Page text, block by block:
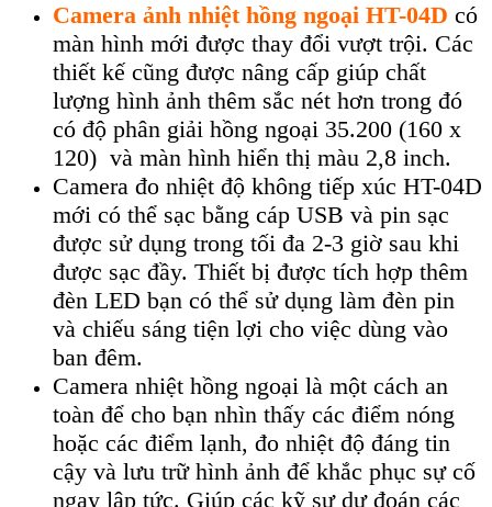
Camera ảnh nhiệt hồng ngoại HT-04D có
màn hình mới được thay đổi vượt trội. Các
thiết kế cũng được nâng cấp giúp chất
lượng hình ảnh thêm sắc nét hơn trong đó
có độ phân giải hồng ngoại 35.200 (160 x
120) và màn hình hiển thị màu 2,8 inch.
Camera đo nhiệt độ không tiếp xúc HT-04D
mới có thể sạc bằng cáp USB và pin sạc
được sử dụng trong tối đa 2-3 giờ sau khi
được sạc đầy. Thiết bị được tích hợp thêm
đèn LED bạn có thể sử dụng làm đèn pin
và chiếu sáng tiện lợi cho việc dùng vào
ban đêm.
Camera nhiệt hồng ngoại là một cách an
toàn để cho bạn nhìn thấy các điểm nóng
hoặc các điểm lạnh, đo nhiệt độ đáng tin
cậy và lưu trữ hình ảnh để khắc phục sự cố
ngay lập tức. Giúp các kỹ sư dự đoán các